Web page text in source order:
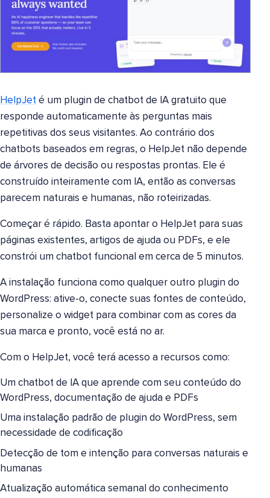
HelpJet é um plugin de chatbot de IA gratuito que
responde automaticamente às perguntas mais
repetitivas dos seus visitantes. Ao contrário dos
chatbots baseados em regras, o HelpJet não depende
de árvores de decisão ou respostas prontas. Ele é
construído inteiramente com IA, então as conversas
parecem naturais e humanas, não roteirizadas.
Começar é rápido. Basta apontar o HelpJet para suas
páginas existentes, artigos de ajuda ou PDFs, e ele
constrói um chatbot funcional em cerca de 5 minutos.
A instalação funciona como qualquer outro plugin do
WordPress: ative-o, conecte suas fontes de conteúdo,
personalize o widget para combinar com as cores da
sua marca e pronto, você está no ar.
Com o HelpJet, você terá acesso a recursos como:
Um chatbot de IA que aprende com seu conteúdo do
WordPress, documentação de ajuda e PDFs
Uma instalação padrão de plugin do WordPress, sem
necessidade de codificação
Detecção de tom e intenção para conversas naturais e
humanas
Atualização automática semanal do conhecimento